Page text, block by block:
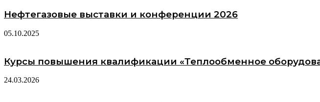
Нефтегазовые выставки и конференции 2026
05.10.2025
Курсы повышения квалификации «Теплообменное
24.03.2026